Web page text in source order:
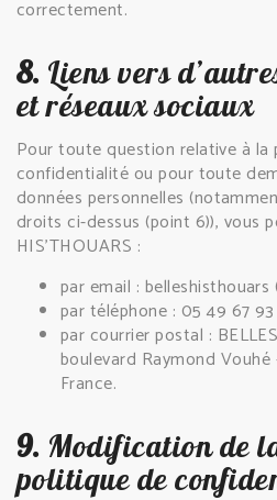
correctement.
8. Liens vers
et réseaux sociaux
Pour toute question relative à
confidentialité ou pour toute
données personnelles
droits ci-dessus (point 6)), vous
HIS'THOUARS :
par email : belleshisthouars
par téléphone : 05 49 67
par courrier postal :
boulevard Raymond
France.
9. Modification de
politique de